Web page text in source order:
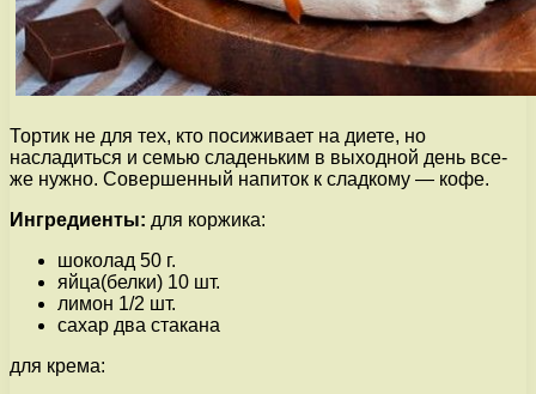
Тортик не для тех, кто посиживает на диете, но
насладиться и семью сладеньким в выходной день все-
же нужно. Совершенный напиток к сладкому — кофе.
Ингредиенты: для коржика:
шоколад 50 г.
яйца(белки) 10 шт.
лимон 1/2 шт.
сахар два стакана
для крема: